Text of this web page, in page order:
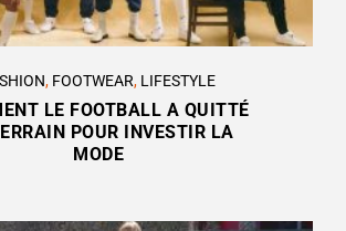
, FOOTWEAR, LIFESTYLE
LE FOOTBALL A QUITTÉ
POUR INVESTIR LA
MODE